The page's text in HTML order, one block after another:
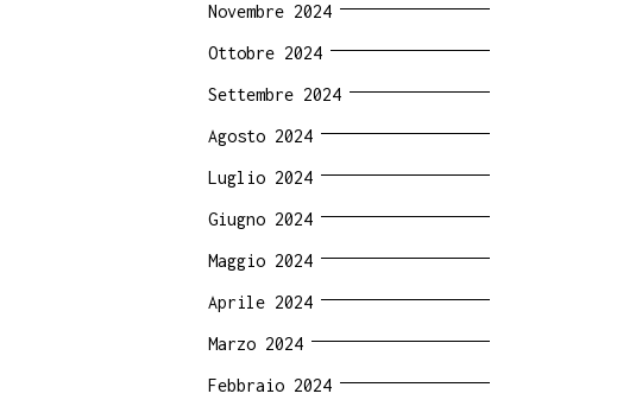
Novembre 2024
Ottobre 2024
Settembre 2024
Agosto 2024
Luglio 2024
Giugno 2024
Maggio 2024
Aprile 2024
Marzo 2024
Febbraio 2024